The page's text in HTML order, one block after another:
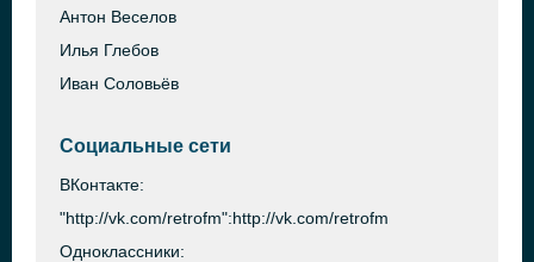
Антон Веселов
Илья Глебов
Иван Соловьёв
Социальные сети
ВКонтакте:
"http://vk.com/retrofm":http://vk.com/retrofm
Одноклассники: